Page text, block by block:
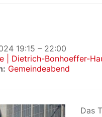
19:15 – 22:00
| Dietrich-Bonhoeffer-
Gemeindeabend
Das